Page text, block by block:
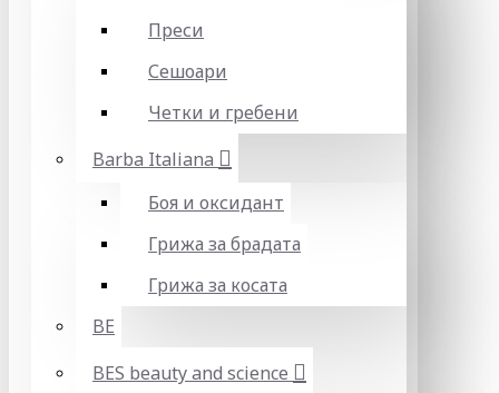
Преси
Сешоари
Четки и гребени
Barba Italiana
Боя и оксидант
Грижа за брадата
Грижа за косата
BE
BES beauty and science